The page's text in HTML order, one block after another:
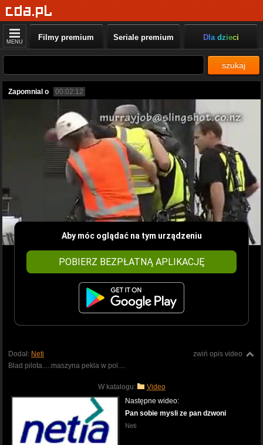
MENU Filmy premium Seriale premium Dla dzieci
szukaj
Zapomnial o 00:02:12
Aby móc oglądać na tym urządzeniu
POBIERZ BEZPŁATNĄ APLIKACJĘ
zwiń opis video
Dodał: Neti
Blad pilota.....maszyna pekla w pol....
W katalogu: Video
Następne wideo:
Pan sobie mysli ze pan dzwoni
Neti